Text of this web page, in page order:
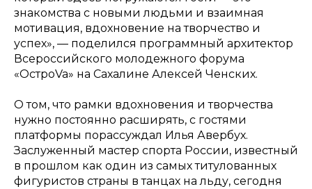
знакомства с новыми людьми и взаимная
мотивация, вдохновение на творчество и
успех», — поделился программный архитектор
Всероссийского молодежного форума
«ОстроVa» на Сахалине Алексей Ченских.
О том, что рамки вдохновения и творчества
нужно постоянно расширять, с гостями
платформы порассуждал Илья Авербух.
Заслуженный мастер спорта России, известный
в прошлом как один из самых титулованных
фигуристов страны в танцах на льду, сегодня